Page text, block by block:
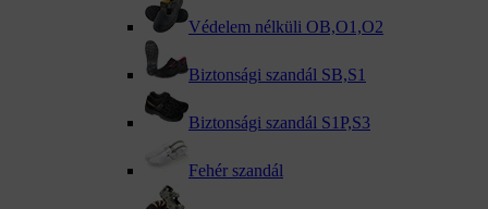
Védelem nélküli OB,O1,O2
Biztonsági szandál SB,S1
Biztonsági szandál S1P,S3
Fehér szandál
kattints a kinagyításhoz